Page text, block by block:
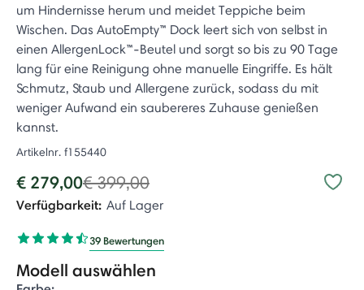
um Hindernisse herum und meidet Teppiche beim
Wischen. Das AutoEmpty™ Dock leert sich von selbst in
einen AllergenLock™-Beutel und sorgt so bis zu 90 Tage
lang für eine Reinigung ohne manuelle Eingriffe. Es hält
Schmutz, Staub und Allergene zurück, sodass du mit
weniger Aufwand ein saubereres Zuhause genießen
kannst.
Artikelnr. f155440
€ 279,00Price reduced from
€ 399,00to
Verfügbarkeit: Auf Lager
39 Bewertungen
Modell auswählen